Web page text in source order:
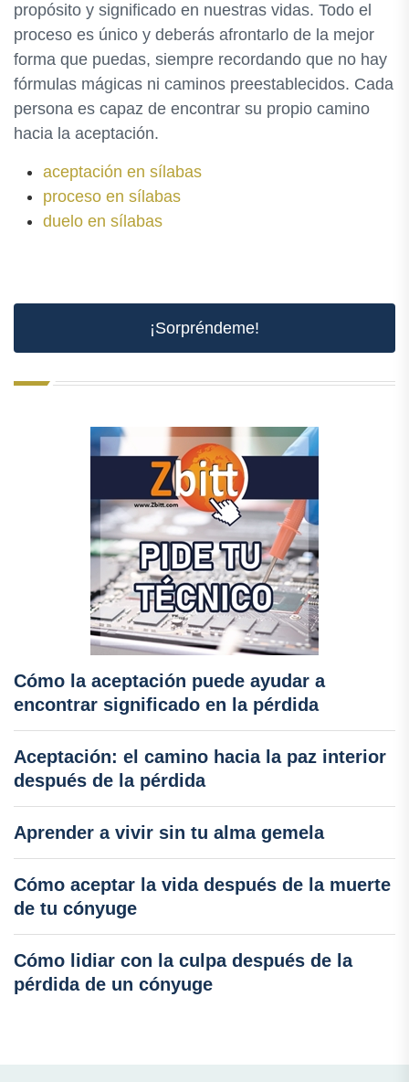
propósito y significado en nuestras vidas. Todo el
proceso es único y deberás afrontarlo de la mejor
forma que puedas, siempre recordando que no hay
fórmulas mágicas ni caminos preestablecidos. Cada
persona es capaz de encontrar su propio camino
hacia la aceptación.
aceptación en sílabas
proceso en sílabas
duelo en sílabas
¡Sorpréndeme!
Cómo la aceptación puede ayudar a
encontrar significado en la pérdida
Aceptación: el camino hacia la paz interior
después de la pérdida
Aprender a vivir sin tu alma gemela
Cómo aceptar la vida después de la muerte
de tu cónyuge
Cómo lidiar con la culpa después de la
pérdida de un cónyuge